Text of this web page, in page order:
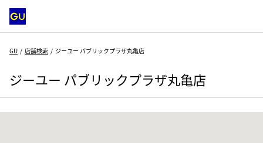
GU 店舗検索 ジーユー パブリックプラザ丸亀店
ジーユー パブリックプラザ丸亀店